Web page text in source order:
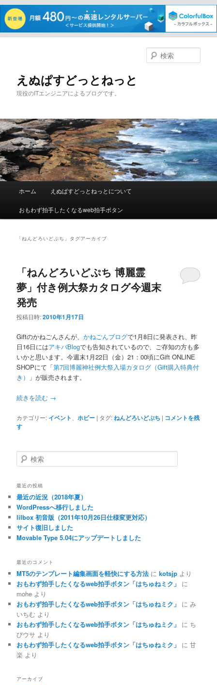
へ
移
動
移
動
えぬぱすどっとねっと
現役のITエンジニアによるブログです。
索
メ
ホーム えぬぱすどっとねっとについて
おもわず拍手したくなるweb拍手ボタン
「ねんどろいどぷち 」タグアーカイブ
「ねんどろいどぷち 博麗霊
夢」付き例大祭カタログ今週末
発売
投稿日時:2010年1月17日
Giftのかねごんさんが、かねごんブログで1月8日に発表され、昨
日16日にはアキバBlogでも告知されているので、ご存知の方も多
いかと思います。今週末1月22日（金）21：00頃にGift ONLINE
SHOPにて「第7回博麗神社例大祭入場カタログ（Gift購入特典付
き）
」が販売されます。
続きを読む →
カテゴリー: イベント 、ホビー | タグ:ねんどろいどぷち | コメントを残
す
検
索
最近の投稿
最近の近況（2018年夏）
WordPressへ移行しました
lilbox 初音版（2011年10月26日仕様変更対応）
サイト復旧しました
Movable Type 5.04にアップデートしました
最近のコメント
MT5のテンプレート編集画面を軽快にする方法にkotsjp より
おもわず拍手したくなるweb拍手ボタン「はちゅねミク」
に
mohe より
おもわず拍手したくなるweb拍手ボタン「はちゅねミク」
にみ
いちむ より
おもわず拍手したくなるweb拍手ボタン「はちゅねミク」
に ち
びウサ より
おもわず拍手したくなるweb拍手ボタン「はちゅねミク」
に甘
楽 より
アーカイブ